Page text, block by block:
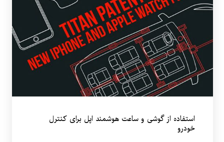
استفاده از گوشی و ساعت هوشمند اپل برای کنترل‌
خودرو